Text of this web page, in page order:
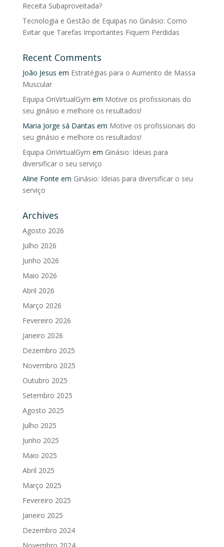
Receita Subaproveitada?
Tecnologia e Gestão de Equipas no Ginásio: Como
Evitar que Tarefas Importantes Fiquem Perdidas
Recent Comments
João Jesus em Estratégias para o Aumento de Massa
Muscular
Equipa OnVirtualGym em Motive os profissionais do
seu ginásio e melhore os resultados!
Maria Jorge sá Dantas em Motive os profissionais do
seu ginásio e melhore os resultados!
Equipa OnVirtualGym em Ginásio: Ideias para
diversificar o seu serviço
Aline Fonte em Ginásio: Ideias para diversificar o seu
serviço
Archives
Agosto 2026
Julho 2026
Junho 2026
Maio 2026
Abril 2026
Março 2026
Fevereiro 2026
Janeiro 2026
Dezembro 2025
Novembro 2025
Outubro 2025
Setembro 2025
Agosto 2025
Julho 2025
Junho 2025
Maio 2025
Abril 2025
Março 2025
Fevereiro 2025
Janeiro 2025
Dezembro 2024